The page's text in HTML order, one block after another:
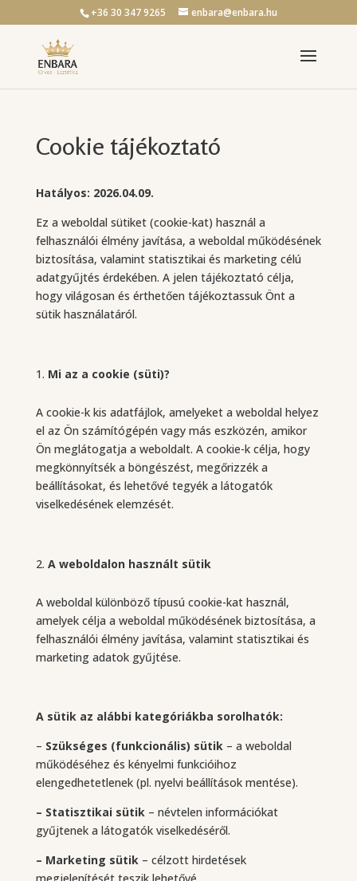
+36 30 347 9265 enbara@enbara.hu
Cookie tájékoztató
Hatályos: 2026.04.09.
Ez a weboldal sütiket (cookie-kat) használ a
felhasználói élmény javítása, a weboldal működésének
biztosítása, valamint statisztikai és marketing célú
adatgyűjtés érdekében. A jelen tájékoztató célja,
hogy világosan és érthetően tájékoztassuk Önt a
sütik használatáról.
Mi az a cookie (süti)?
A cookie-k kis adatfájlok, amelyeket a weboldal helyez
el az Ön számítógépén vagy más eszközén, amikor
Ön meglátogatja a weboldalt. A cookie-k célja, hogy
megkönnyítsék a böngészést, megőrizzék a
beállításokat, és lehetővé tegyék a látogatók
viselkedésének elemzését.
A weboldalon használt sütik
A weboldal különböző típusú cookie-kat használ,
amelyek célja a weboldal működésének biztosítása, a
felhasználói élmény javítása, valamint statisztikai és
marketing adatok gyűjtése.
A sütik az alábbi kategóriákba sorolhatók:
– Szükséges (funkcionális) sütik– a weboldal
működéséhez és kényelmi funkcióihoz
elengedhetetlenek (pl. nyelvi beállítások mentése).
– Statisztikai sütik– névtelen információkat
gyűjtenek a látogatók viselkedéséről.
– Marketing sütik– célzott hirdetések